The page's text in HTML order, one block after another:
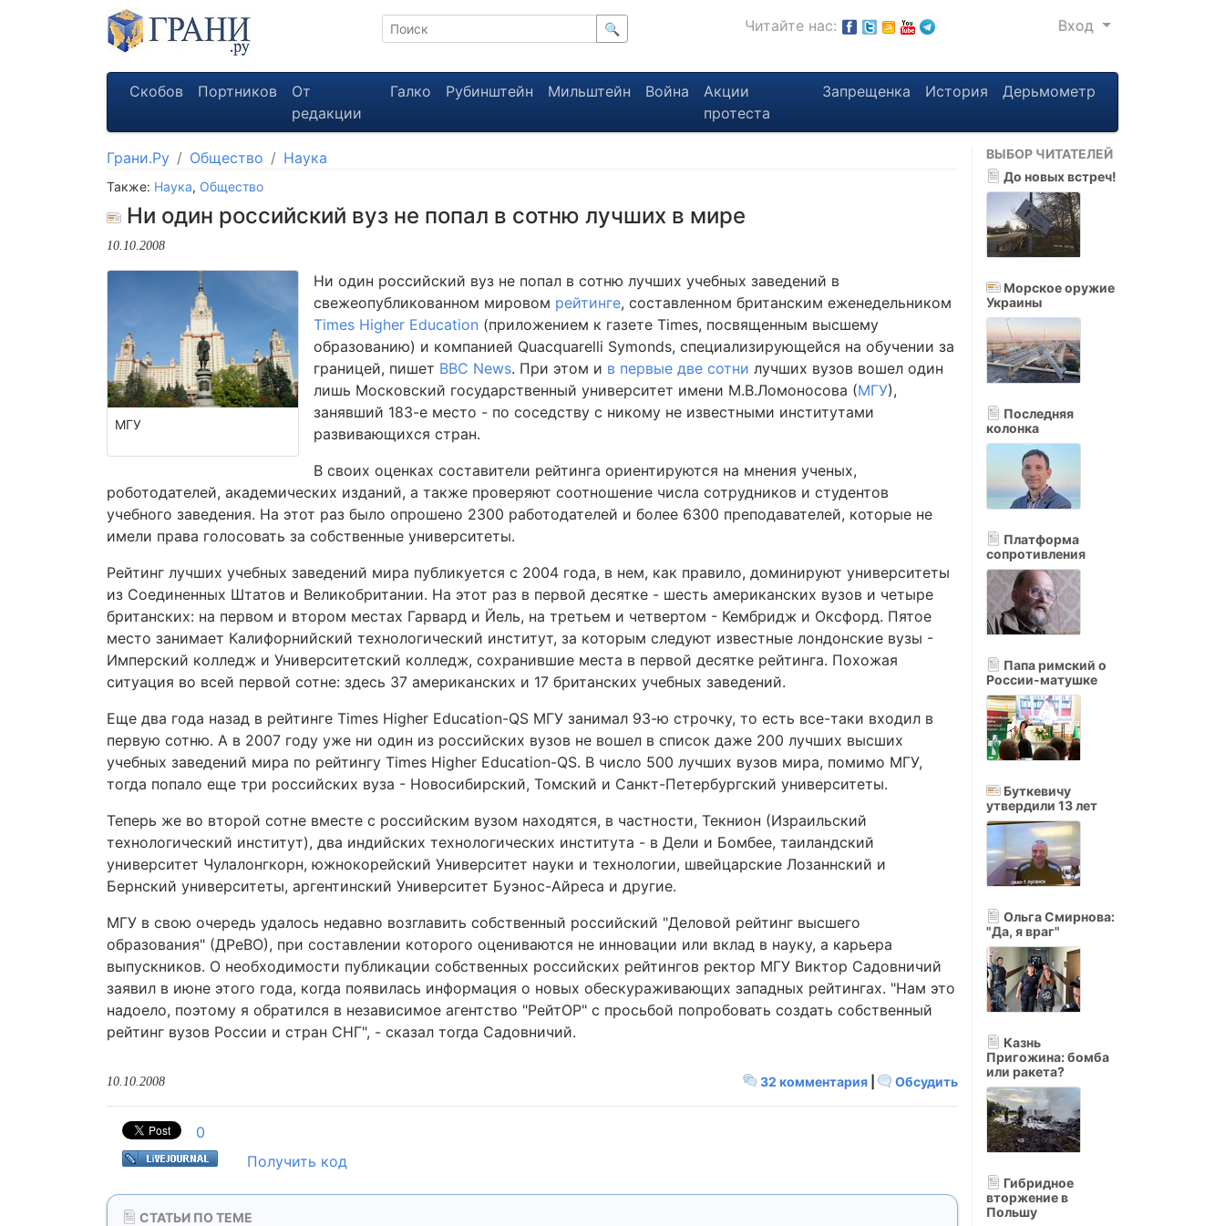
🔍 Читайте нас: Вход
Скобов Портников
От
редакции
Галко Рубинштейн Мильштейн Война
Акции
протеста
Запрещенка История Дерьмометр
Грани.Ру Общество Наука
Также: Наука, Общество
Ни один российский вуз не попал в сотню лучших в мире
10.10.2008
МГУ
Ни один российский вуз не попал в сотню лучших учебных заведений в
свежеопубликованном мировом рейтинге, составленном британским еженедельником
Times Higher Education (приложением к газете Times, посвященным высшему
образованию) и компанией Quacquarelli Symonds, специализирующейся на обучении за
границей, пишет BBC News. При этом и в первые две сотни лучших вузов вошел один
лишь Московский государственный университет имени М.В.Ломоносова (МГУ),
занявший 183-е место - по соседству с никому не известными институтами
развивающихся стран.
В своих оценках составители рейтинга ориентируются на мнения ученых,
роботодателей, академических изданий, а также проверяют соотношение числа сотрудников и студентов
учебного заведения. На этот раз было опрошено 2300 работодателей и более 6300 преподавателей, которые не
имели права голосовать за собственные университеты.
Рейтинг лучших учебных заведений мира публикуется с 2004 года, в нем, как правило, доминируют университеты
из Соединенных Штатов и Великобритании. На этот раз в первой десятке - шесть американских вузов и четыре
британских: на первом и втором местах Гарвард и Йель, на третьем и четвертом - Кембридж и Оксфорд. Пятое
место занимает Калифорнийский технологический институт, за которым следуют известные лондонские вузы -
Имперский колледж и Университетский колледж, сохранившие места в первой десятке рейтинга. Похожая
ситуация во всей первой сотне: здесь 37 американских и 17 британских учебных заведений.
Еще два года назад в рейтинге Times Higher Education-QS МГУ занимал 93-ю строчку, то есть все-таки входил в
первую сотню. А в 2007 году уже ни один из российских вузов не вошел в список даже 200 лучших высших
учебных заведений мира по рейтингу Times Higher Education-QS. В число 500 лучших вузов мира, помимо МГУ,
тогда попало еще три российских вуза - Новосибирский, Томский и Санкт-Петербургский университеты.
Теперь же во второй сотне вместе с российским вузом находятся, в частности, Текнион (Израильский
технологический институт), два индийских технологических института - в Дели и Бомбее, таиландский
университет Чулалонгкорн, южнокорейский Университет науки и технологии, швейцарские Лозаннский и
Бернский университеты, аргентинский Университет Буэнос-Айреса и другие.
МГУ в свою очередь удалось недавно возглавить собственный российский "Деловой рейтинг высшего
образования" (ДРеВО), при составлении которого оцениваются не инновации или вклад в науку, а карьера
выпускников. О необходимости публикации собственных российских рейтингов ректор МГУ Виктор Садовничий
заявил в июне этого года, когда появилась информация о новых обескураживающих западных рейтингах. "Нам это
надоело, поэтому я обратился в независимое агентство "РейтОР" с просьбой попробовать создать собственный
рейтинг вузов России и стран СНГ", - сказал тогда Садовничий.
32 комментария Обсудить
10.10.2008
0
Получить код
СТАТЬИ ПО ТЕМЕ
ВЫБОР ЧИТАТЕЛЕЙ
До новых встреч!
Морское оружие
Украины
Последняя
колонка
Платформа
сопротивления
Папа римский о
России-матушке
Буткевичу
утвердили 13 лет
Ольга Смирнова:
"Да, я враг"
Казнь
Пригожина: бомба
или ракета?
Гибридное
вторжение в
Польшу